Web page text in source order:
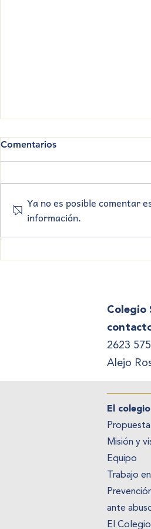
Muestra de Artístico🎭 2º y
Comentarios
Ya no es posible comentar
información.
Colegio
2623
​Alejo
El colegio
Propuesta
Misión y
Equipo
Trabajo
ante
El